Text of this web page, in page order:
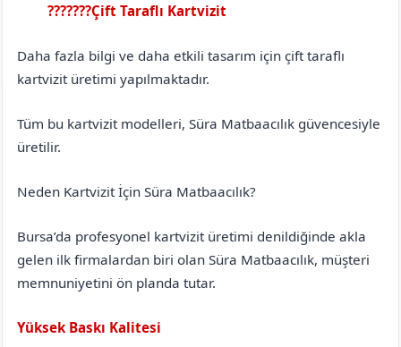
???????Çift Taraflı Kartvizit
Daha fazla bilgi ve daha etkili tasarım için çift taraflı
kartvizit üretimi yapılmaktadır.
Tüm bu kartvizit modelleri, Süra Matbaacılık güvencesiyle
üretilir.
Neden Kartvizit İçin Süra Matbaacılık?
Bursa’da profesyonel kartvizit üretimi denildiğinde akla
gelen ilk firmalardan biri olan Süra Matbaacılık, müşteri
memnuniyetini ön planda tutar.
Yüksek Baskı Kalitesi